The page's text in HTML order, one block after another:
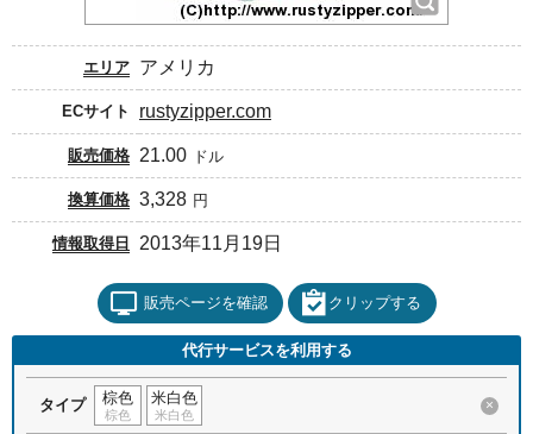
エリア アメリカ
ECサイト rustyzipper.com
販売価格 21.00 ドル
換算価格 3,328 円
情報取得日 2013年11月19日
販売ページを確認 クリップする
代行サービスを利用する
タイプ 棕色
棕色
米白色
米白色
×